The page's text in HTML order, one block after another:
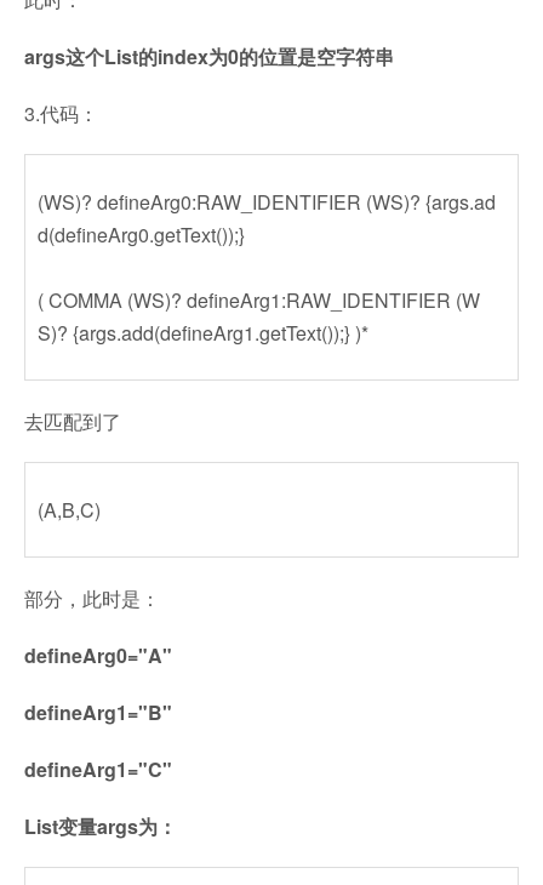
args这个List的index为0的位置是空字符串
3.代码：
(WS)? defineArg0:RAW_IDENTIFIER (WS)? {args.ad
d(defineArg0.getText());}
( COMMA (WS)? defineArg1:RAW_IDENTIFIER (W
S)? {args.add(defineArg1.getText());} )*
去匹配到了
(A,B,C)
部分，此时是：
defineArg0="A"
defineArg1="B"
defineArg1="C"
List变量args为：